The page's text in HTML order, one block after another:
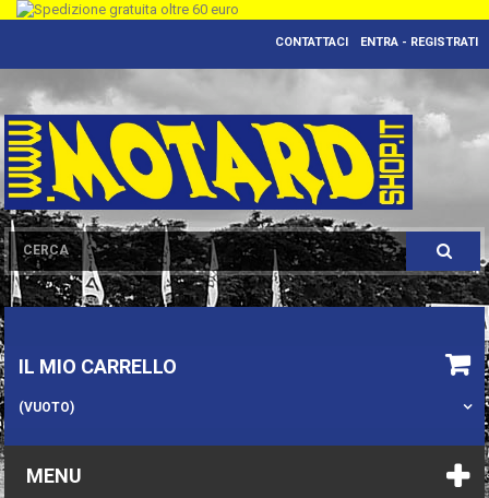
ENTRA - REGISTRATI
CONTATTACI
IL MIO CARRELLO
(VUOTO)
MENU